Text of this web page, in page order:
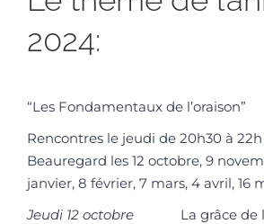
2024:
“Les Fondamentaux de l’oraison”
Rencontres le jeudi de 20h30 à
Beauregard les 12 octobre, 9
janvier, 8 février, 7 mars, 4 avril, 16
Jeudi 12 octobre La grâce de